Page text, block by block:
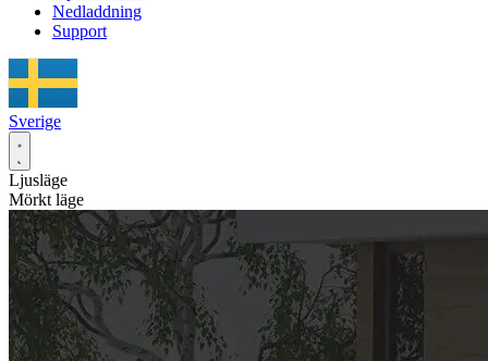
Nedladdning
Support
Sverige
Ljusläge
Mörkt läge